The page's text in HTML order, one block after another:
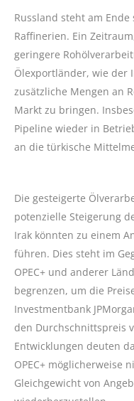
Russland steht am
Raffinerien. Ein
geringere
Ölexportländer, wie der
zusätzliche Mengen an
Markt zu bringen.
Pipeline wieder in
an die türkische
Die gesteigerte
potenzielle Steigerung
Irak könnten zu einem
führen. Dies steht im
OPEC+ und anderer
begrenzen, um die
Investmentbank
den Durchschnittspreis
Entwicklungen deuten
OPEC+ möglicherweise
Gleichgewicht von